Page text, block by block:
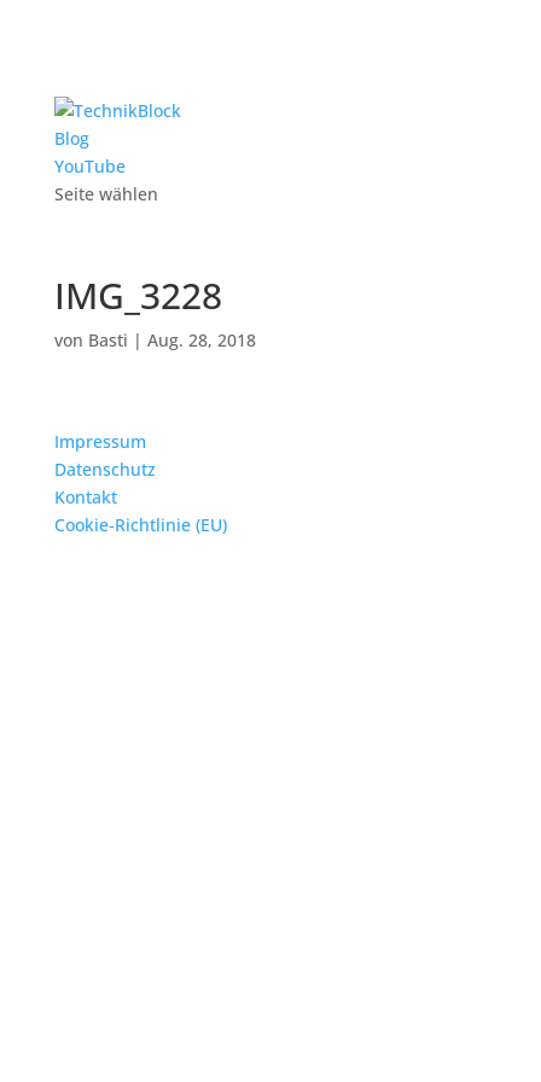
Blog
YouTube
Seite wählen
IMG_3228
von Basti | Aug. 28, 2018
Impressum
Datenschutz
Kontakt
Cookie-Richtlinie (EU)